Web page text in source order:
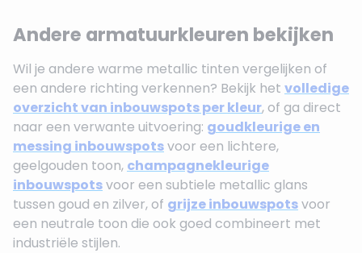
Andere armatuurkleuren bekijken
Wil je andere warme metallic tinten vergelijken of
een andere richting verkennen? Bekijk het volledige
overzicht van inbouwspots per kleur, of ga direct
naar een verwante uitvoering: goudkleurige en
messing inbouwspotsvoor een lichtere,
geelgouden toon, champagnekleurige
inbouwspotsvoor een subtiele metallic glans
tussen goud en zilver, of grijze inbouwspotsvoor
een neutrale toon die ook goed combineert met
industriële stijlen.